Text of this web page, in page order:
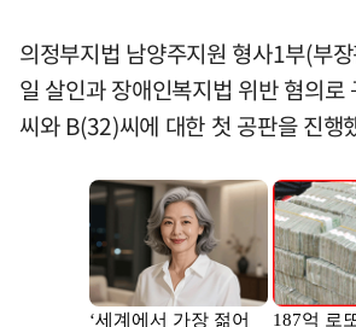
의정부지법 남양주지원 형사1부(부
일 살인과 장애인복지법 위반 혐의
씨와 B(32)씨에 대한 첫 공판을 진행